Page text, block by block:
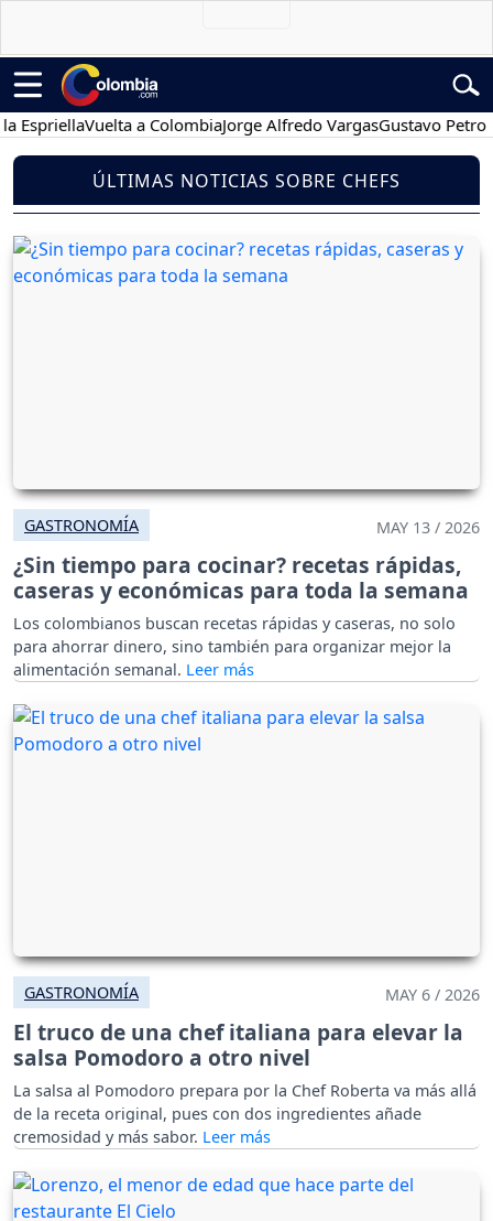
Vuelta a ColombiaJorge Alfredo VargasGustavo Petro
ÚLTIMAS NOTICIAS SOBRE CHEFS
GASTRONOMÍA MAY 13 / 2026
¿Sin tiempo para cocinar? recetas rápidas,
caseras y económicas para toda la semana
Los colombianos buscan recetas rápidas y caseras, no solo
para ahorrar dinero, sino también para organizar mejor la
alimentación semanal.
GASTRONOMÍA MAY 6 / 2026
El truco de una chef italiana para elevar la
salsa Pomodoro a otro nivel
La salsa al Pomodoro prepara por la Chef Roberta va más allá
de la receta original, pues con dos ingredientes añade
cremosidad y más sabor.